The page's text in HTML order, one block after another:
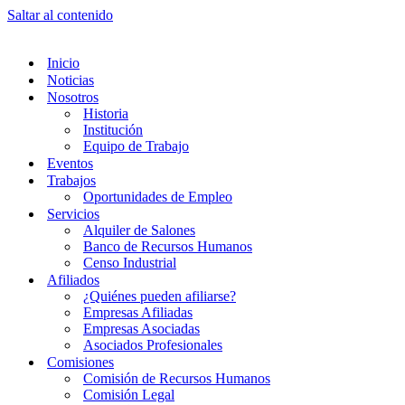
Saltar al contenido
Inicio
Noticias
Nosotros
Historia
Institución
Equipo de Trabajo
Eventos
Trabajos
Oportunidades de Empleo
Servicios
Alquiler de Salones
Banco de Recursos Humanos
Censo Industrial
Afiliados
¿Quiénes pueden afiliarse?
Empresas Afiliadas
Empresas Asociadas
Asociados Profesionales
Comisiones
Comisión de Recursos Humanos
Comisión Legal